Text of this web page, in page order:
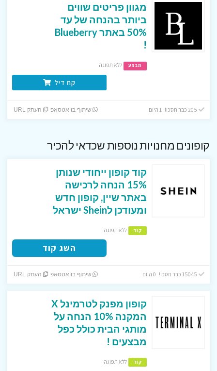
מגוון פריטים שווים
ביותר בהנחה של עד
50% באתר Blueberry
!
מבצע ללא תפוגה
קח דיל
שיתוף בוואטסאפ העתק URL
קופונים מחנויות נוספות שכדאי להכיר
קוד קופון ייחודי שנותן
15% הנחה לרכישה
באתר שיין, קופון חדש
ומעודכן לShein ישראל
קוד ללא תפוגה
השג קוד
שיתוף בוואטסאפ העתק URL
קופון מפנק לטרמינל X
המקנה 10% הנחה על
מותגי הבית כולל כפל
מבצעים !
קוד ללא תפוגה